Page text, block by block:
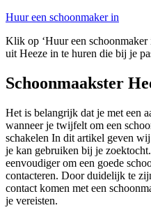
Huur een schoonmaker in
Klik op ‘Huur een schoonmaker
uit Heeze in te huren die bij je
Schoonmaakster
Het is belangrijk dat je met een
wanneer je twijfelt om een
schakelen In dit artikel geven
je kan gebruiken bij je
eenvoudiger om een goede
contacteren. Door duidelijk te
contact komen met een
je vereisten.